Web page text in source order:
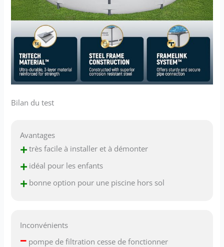
Bilan du test
Avantages
+ très facile à installer et à démonter
+ idéal pour les enfants
+ bonne option pour une piscine hors sol
Inconvénients
– pompe de filtration cesse de fonctionner